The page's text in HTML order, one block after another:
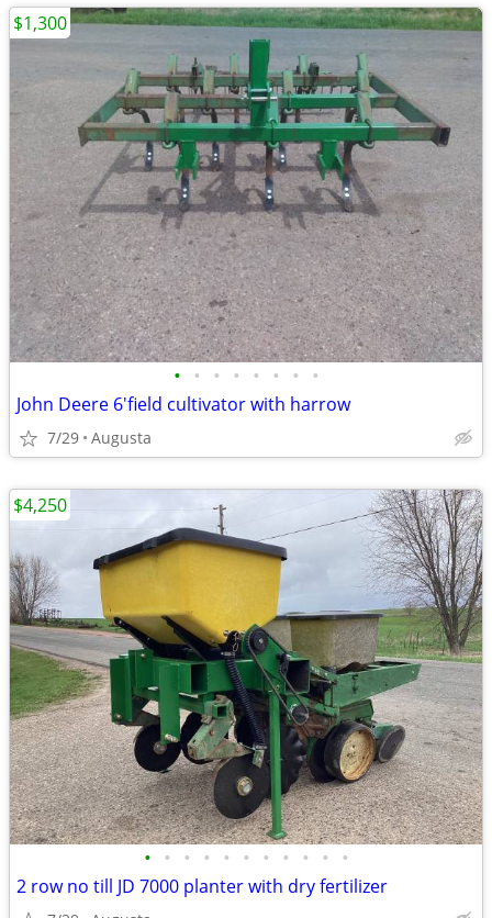
• • • • • • • •
John Deere 6'field cultivator with harrow
7/29 Augusta
$1,300
• • • • • • • • • • •
2 row no till JD 7000 planter with dry fertilizer
$4,250